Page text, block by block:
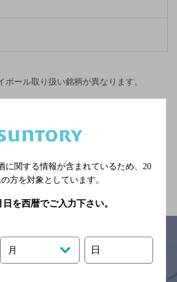
ール取り扱い銘柄が異なります。
イタリア料理,女性に人気,2,000円未満,個
店
関連ページ
に関する情報が含まれているため、 20
方を対象としています。
を西暦でご入力下さい。
月 日